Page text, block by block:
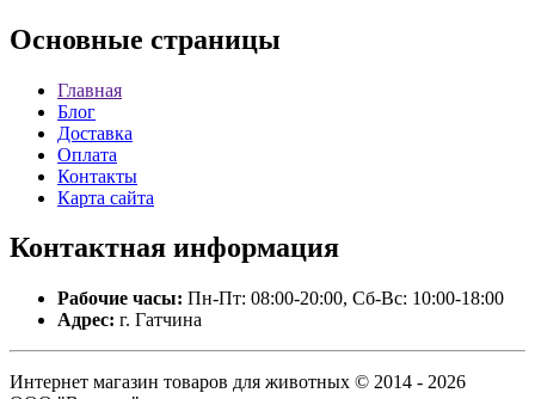
Основные страницы
Главная
Блог
Доставка
Оплата
Контакты
Карта сайта
Контактная информация
Рабочие часы: Пн-Пт: 08:00-20:00, Сб-Вс: 10:00-18:00
Адрес: г. Гатчина
Интернет магазин товаров для животных © 2014 - 2026